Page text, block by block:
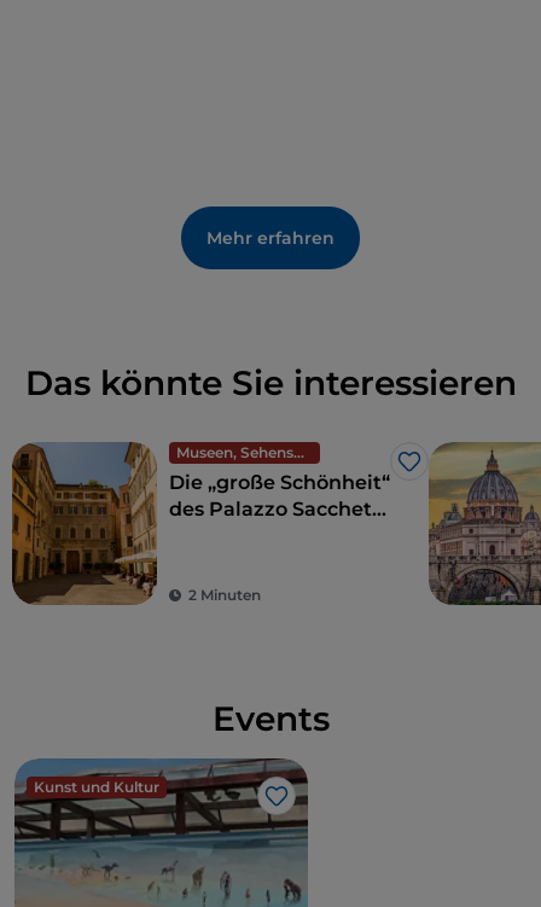
Mehr erfahren
Das könnte Sie interessieren
Museen, Sehenswürdigkeiten und Denkmäler
Like
Die „große Schönheit“
des Palazzo Sacchetti
prämierten Films von
2 Minuten
Events
Kunst und Kultur
Like